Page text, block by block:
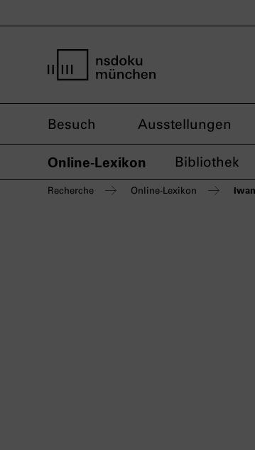
Besuch Ausstellungen
Online-Lexikon Bibliothek
Recherche Online-Lexikon